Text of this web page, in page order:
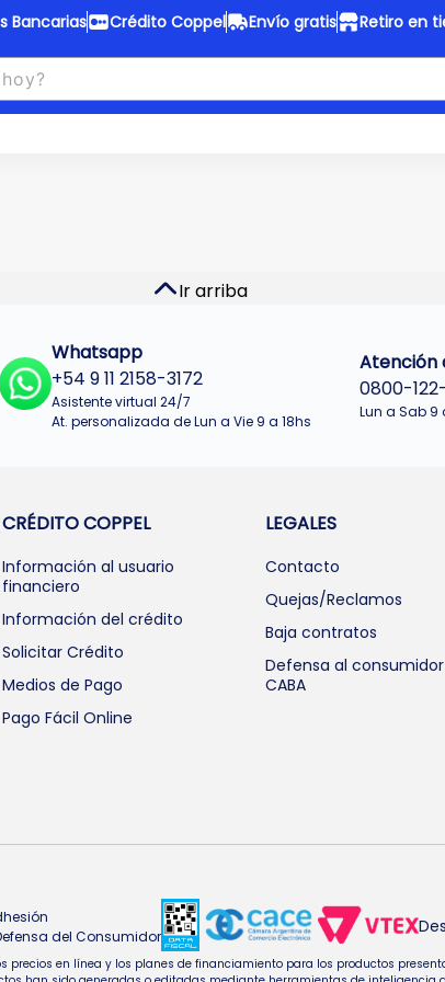
Bancarias Crédito Coppel Envío gratis Retiro en
Envío gratis
Ir arriba
Whatsapp
+54 9 11 2158-3172
Asistente virtual 24/7
At. personalizada de Lun a Vie 9 a 18hs
Atención
0800-
Lun a Sab 9
CRÉDITO COPPEL
Información al usuario
financiero
Información del crédito
Solicitar Crédito
Medios de Pago
Pago Fácil Online
LEGALES
Contacto
Quejas/Reclamos
Baja contratos
Defensa al consumidor
CABA
del Consumidor
en línea y los planes de financiamiento para los productos